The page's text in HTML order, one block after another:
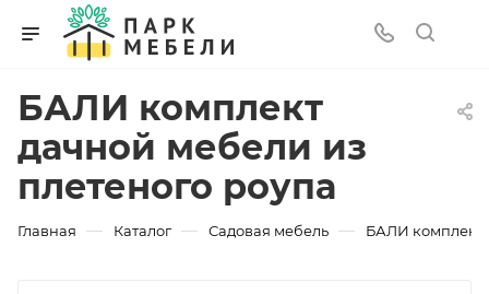
БАЛИ комплект
дачной мебели из
плетеного роупа
Главная — Каталог — Садовая мебель — БАЛИ комплект